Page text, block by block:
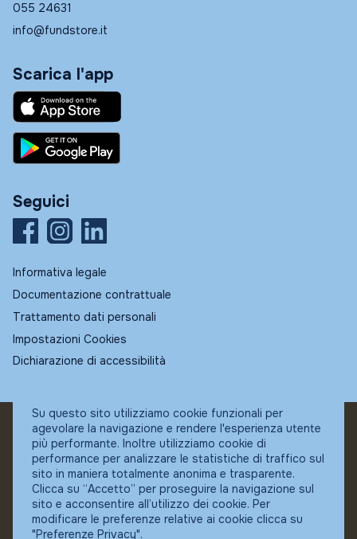
055 24631
info@fundstore.it
Scarica l'app
Seguici
Informativa legale
Documentazione contrattuale
Trattamento dati personali
Impostazioni Cookies
Dichiarazione di accessibilità
© Fundstore
Collocatore autorizzato:
Banca Ifigest SpA
P.Iva: 04337180485
Su questo sito utilizziamo cookie funzionali per
agevolare la navigazione e rendere l'esperienza utente
più performante. Inoltre utilizziamo cookie di
performance per analizzare le statistiche di traffico sul
sito in maniera totalmente anonima e trasparente.
Clicca su “Accetto” per proseguire la navigazione sul
sito e acconsentire all’utilizzo dei cookie. Per
modificare le preferenze relative ai cookie clicca su
"Preferenze Privacy".